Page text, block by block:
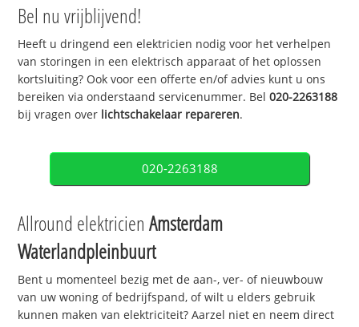
Bel nu vrijblijvend!
Heeft u dringend een elektricien nodig voor het verhelpen
van storingen in een elektrisch apparaat of het oplossen
kortsluiting? Ook voor een offerte en/of advies kunt u ons
bereiken via onderstaand servicenummer. Bel020-2263188
bij vragen over lichtschakelaar repareren.
020-2263188
Allround elektricienAmsterdam
Waterlandpleinbuurt
Bent u momenteel bezig met de aan-, ver- of nieuwbouw
van uw woning of bedrijfspand, of wilt u elders gebruik
kunnen maken van elektriciteit? Aarzel niet en neem direct